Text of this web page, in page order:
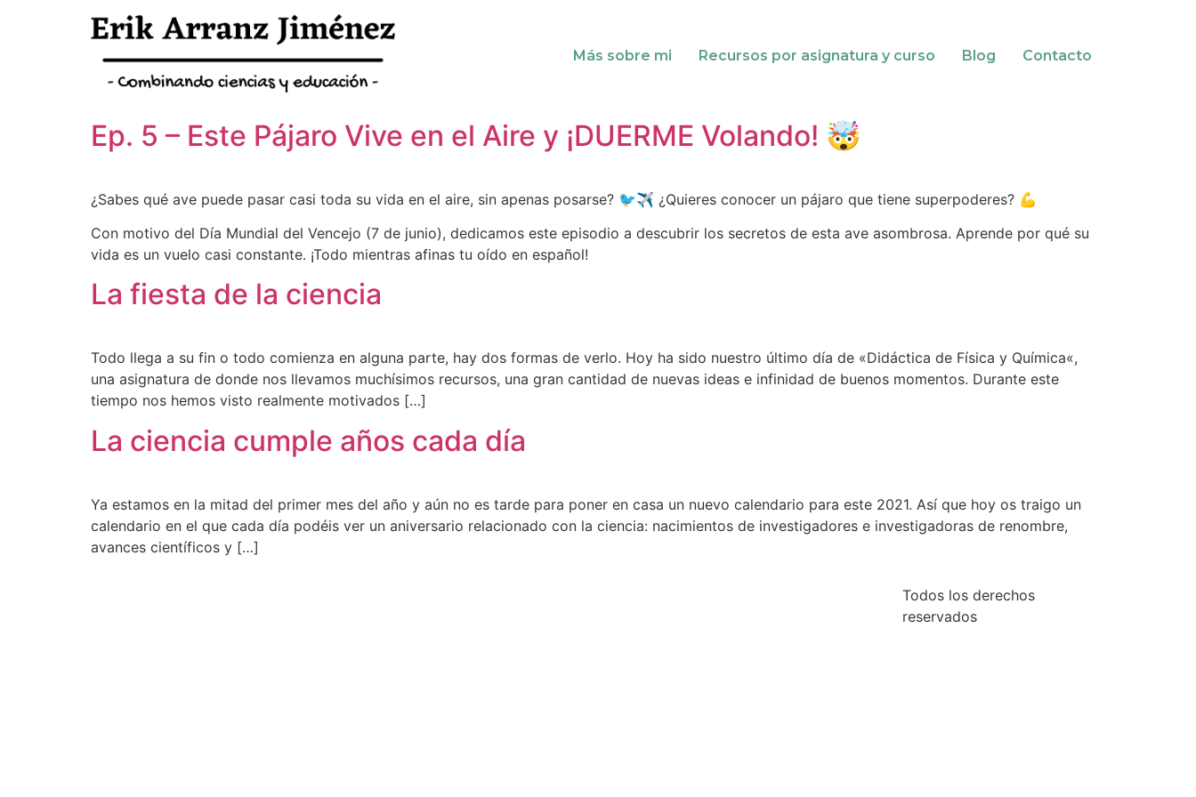
Más sobre mi Recursos por asignatura y curso Blog Contacto
Ep. 5 – Este Pájaro Vive en el Aire y ¡DUERME Volando! 🤯
¿Sabes qué ave puede pasar casi toda su vida en el aire, sin apenas posarse? 🐦✈️ ¿Quieres conocer un pájaro que tiene superpoderes? 💪
Con motivo del Día Mundial del Vencejo (7 de junio), dedicamos este episodio a descubrir los secretos de esta ave asombrosa. Aprende por qué su
vida es un vuelo casi constante. ¡Todo mientras afinas tu oído en español!
La fiesta de la ciencia
Todo llega a su fin o todo comienza en alguna parte, hay dos formas de verlo. Hoy ha sido nuestro último día de «Didáctica de Física y Química«,
una asignatura de donde nos llevamos muchísimos recursos, una gran cantidad de nuevas ideas e infinidad de buenos momentos. Durante este
tiempo nos hemos visto realmente motivados […]
La ciencia cumple años cada día
Ya estamos en la mitad del primer mes del año y aún no es tarde para poner en casa un nuevo calendario para este 2021. Así que hoy os traigo un
calendario en el que cada día podéis ver un aniversario relacionado con la ciencia: nacimientos de investigadores e investigadoras de renombre,
avances científicos y […]
Todos los derechos
reservados